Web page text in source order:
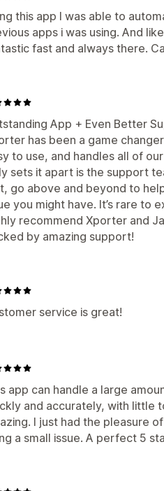
this app I was able to
apps i was using. And
fast and always there.
App + Even Better
has been a game
to use, and handles all of
sets it apart is the support
go above and beyond to
you might have. It’s rare to
recommend Xporter and
by amazing support!
service is great!
app can handle a large
and accurately, with little
I just had the pleasure
a small issue. A perfect 5